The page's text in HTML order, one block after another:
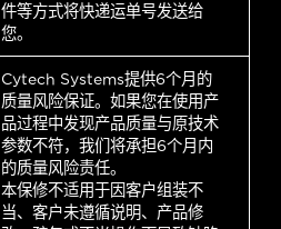
件等方式将快递运单号发送给
您。
Cytech Systems提供6个月的
质量风险保证。如果您在使用产
品过程中发现产品质量与原技术
参数不符，我们将承担6个月内
的质量风险责任。
本保修不适用于因客户组装不
当、客户未遵循说明、产品修